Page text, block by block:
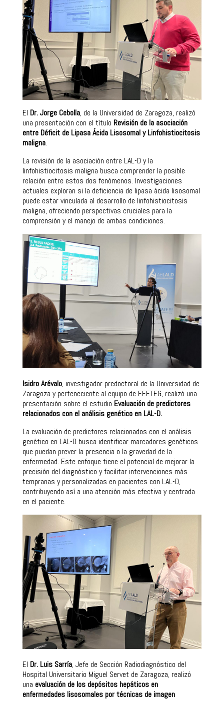
El Dr. Jorge Cebolla, de la Universidad de Zaragoza, realizó
una presentación con el título Revisión de la asociación
entre Déficit de Lipasa Ácida Lisosomal y Linfohistiocitosis
maligna.
La revisión de la asociación entre LAL-D y la
linfohistiocitosis maligna busca comprender la posible
relación entre estos dos fenómenos. Investigaciones
actuales exploran si la deficiencia de lipasa ácida lisosomal
puede estar vinculada al desarrollo de linfohistiocitosis
maligna, ofreciendo perspectivas cruciales para la
comprensión y el manejo de ambas condiciones.
Isidro Arévalo, investigador predoctoral de la Universidad de
Zaragoza y perteneciente al equipo de FEETEG, realizó una
presentación sobre el estudio Evaluación de predictores
relacionados con el análisis genético en LAL-D.
La evaluación de predictores relacionados con el análisis
genético en LAL-D busca identificar marcadores genéticos
que puedan prever la presencia o la gravedad de la
enfermedad. Este enfoque tiene el potencial de mejorar la
precisión del diagnóstico y facilitar intervenciones más
tempranas y personalizadas en pacientes con LAL-D,
contribuyendo así a una atención más efectiva y centrada
en el paciente.
El Dr. Luis Sarría, Jefe de Sección Radiodiagnóstico del
Hospital Universitario Miguel Servet de Zaragoza, realizó
una evaluación de los depósitos hepáticos en
enfermedades lisosomales por técnicas de imagen